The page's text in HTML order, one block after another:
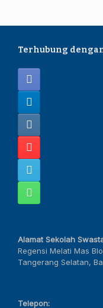
Terhubung
Alamat Sekolah
Regensi Melati Mas
Tangerang Selatan,
Telepon: